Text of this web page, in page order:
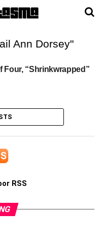
Ann Dorsey"
Four, “Shrinkwrapped”
RSS